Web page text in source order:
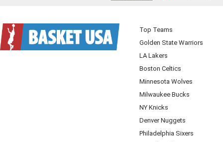
Top Teams
Golden State Warriors
LA Lakers
Boston Celtics
Minnesota Wolves
Milwaukee Bucks
NY Knicks
Denver Nuggets
Philadelphia Sixers